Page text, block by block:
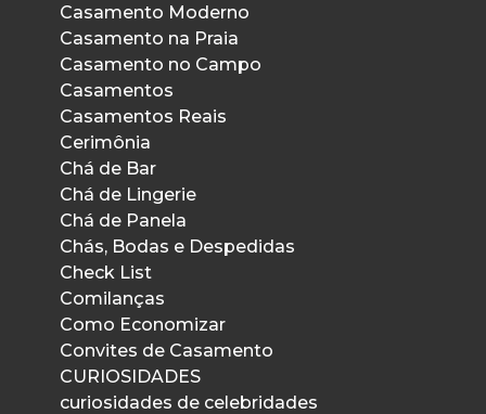
Casamento Moderno
Casamento na Praia
Casamento no Campo
Casamentos
Casamentos Reais
Cerimônia
Chá de Bar
Chá de Lingerie
Chá de Panela
Chás, Bodas e Despedidas
Check List
Comilanças
Como Economizar
Convites de Casamento
CURIOSIDADES
curiosidades de celebridades